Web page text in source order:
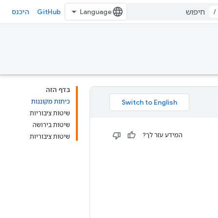
/
GitHub היכנס
בדף הזה
כיתות מקוננות
שיטות ציבוריות
שיטות בירושה
שיטות ציבוריות
המידע עזר לך?